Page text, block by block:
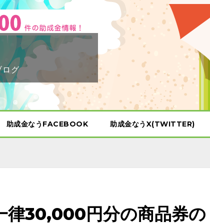
ログ
助成金なうFACEBOOK 助成金なうX(TWITTER)
律30,000円分の商品券の